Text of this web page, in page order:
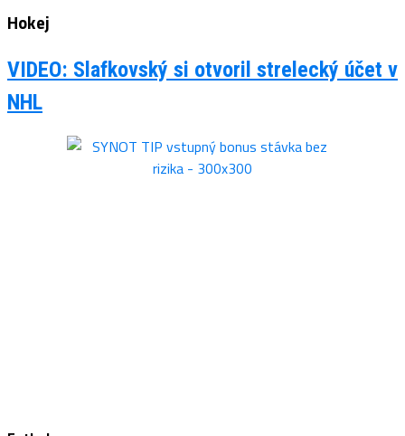
Hokej
VIDEO: Slafkovský si otvoril strelecký účet v
NHL